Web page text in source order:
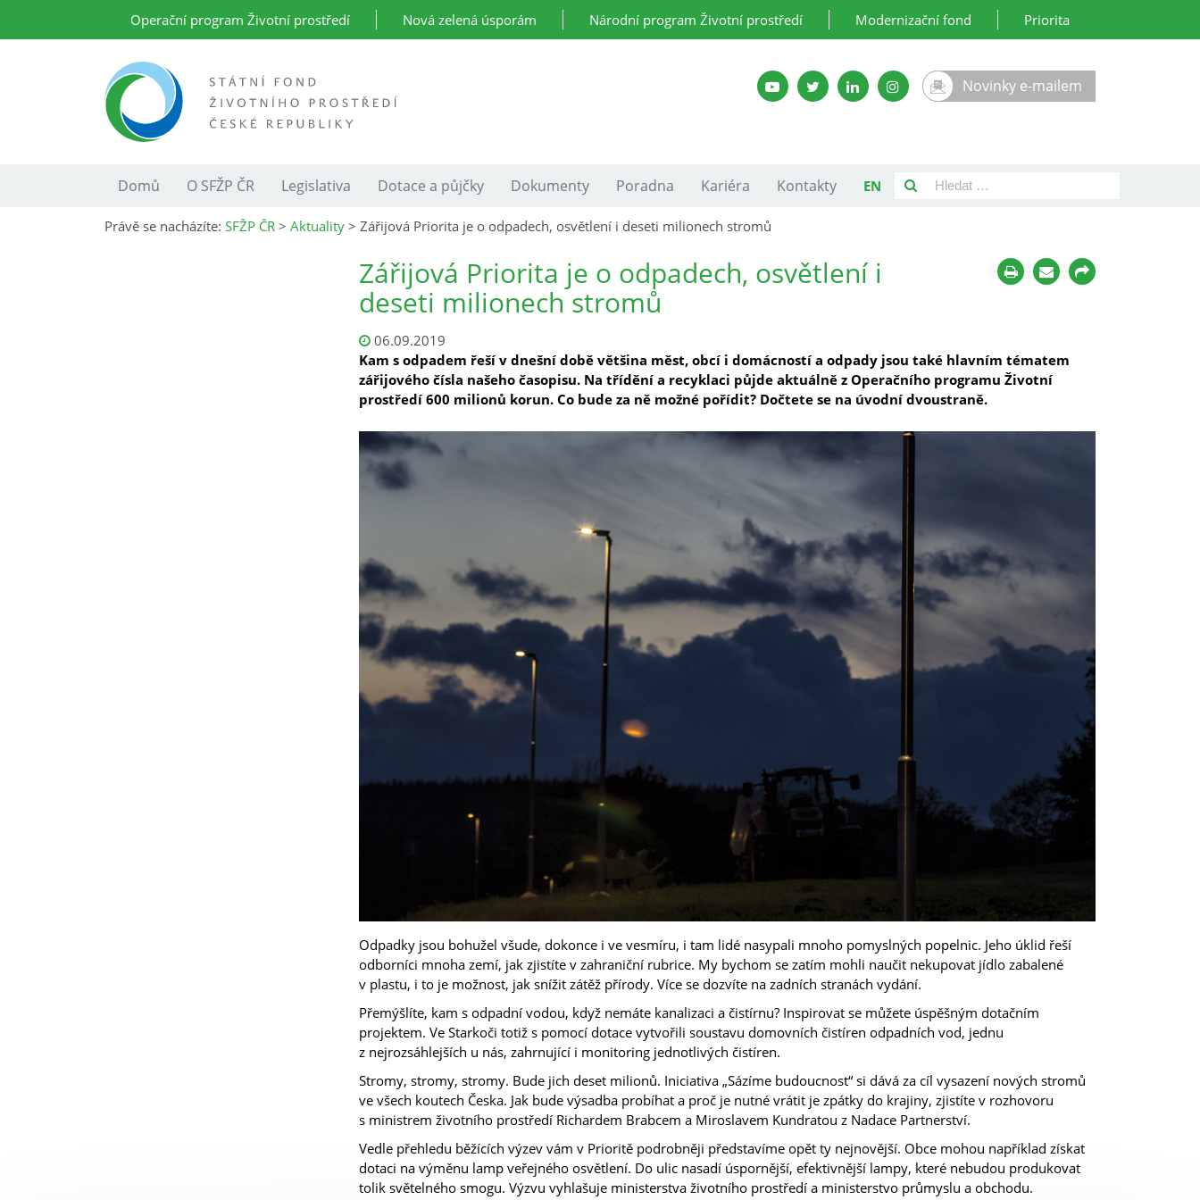
Operační program Životní prostředí Nová zelená úsporám Národní program Životní prostředí Modernizační fond Priorita
Novinky e-mailem
Domů O SFŽP ČR Legislativa Dotace a půjčky Dokumenty Poradna Kariéra Kontakty EN
Právě se nacházíte: SFŽP ČR > Aktuality > Zářijová Priorita je o odpadech, osvětlení i deseti milionech stromů
Zářijová Priorita je o odpadech, osvětlení i
deseti milionech stromů
06.09.2019
Kam s odpadem řeší v dnešní době většina měst, obcí i domácností a odpady jsou také hlavním tématem
zářijového čísla našeho časopisu. Na třídění a recyklaci půjde aktuálně z Operačního programu Životní
prostředí 600 milionů korun. Co bude za ně možné pořídit? Dočtete se na úvodní dvoustraně.
Odpadky jsou bohužel všude, dokonce i ve vesmíru, i tam lidé nasypali mnoho pomyslných popelnic. Jeho úklid řeší
odborníci mnoha zemí, jak zjistíte v zahraniční rubrice. My bychom se zatím mohli naučit nekupovat jídlo zabalené
v plastu, i to je možnost, jak snížit zátěž přírody. Více se dozvíte na zadních stranách vydání.
Přemýšlíte, kam s odpadní vodou, když nemáte kanalizaci a čistírnu? Inspirovat se můžete úspěšným dotačním
projektem. Ve Starkoči totiž s pomocí dotace vytvořili soustavu domovních čistíren odpadních vod, jednu
z nejrozsáhlejších u nás, zahrnující i monitoring jednotlivých čistíren.
Stromy, stromy, stromy. Bude jich deset milionů. Iniciativa „Sázíme budoucnost“ si dává za cíl vysazení nových stromů
ve všech koutech Česka. Jak bude výsadba probíhat a proč je nutné vrátit je zpátky do krajiny, zjistíte v rozhovoru
s ministrem životního prostředí Richardem Brabcem a Miroslavem Kundratou z Nadace Partnerství.
Vedle přehledu běžících výzev vám v Prioritě podrobněji představíme opět ty nejnovější. Obce mohou například získat
dotaci na výměnu lamp veřejného osvětlení. Do ulic nasadí úspornější, efektivnější lampy, které nebudou produkovat
tolik světelného smogu. Výzvu vyhlašuje ministerstva životního prostředí a ministerstvo průmyslu a obchodu.